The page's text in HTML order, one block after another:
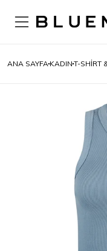
ANA SAYFA KADIN T-SHIRT